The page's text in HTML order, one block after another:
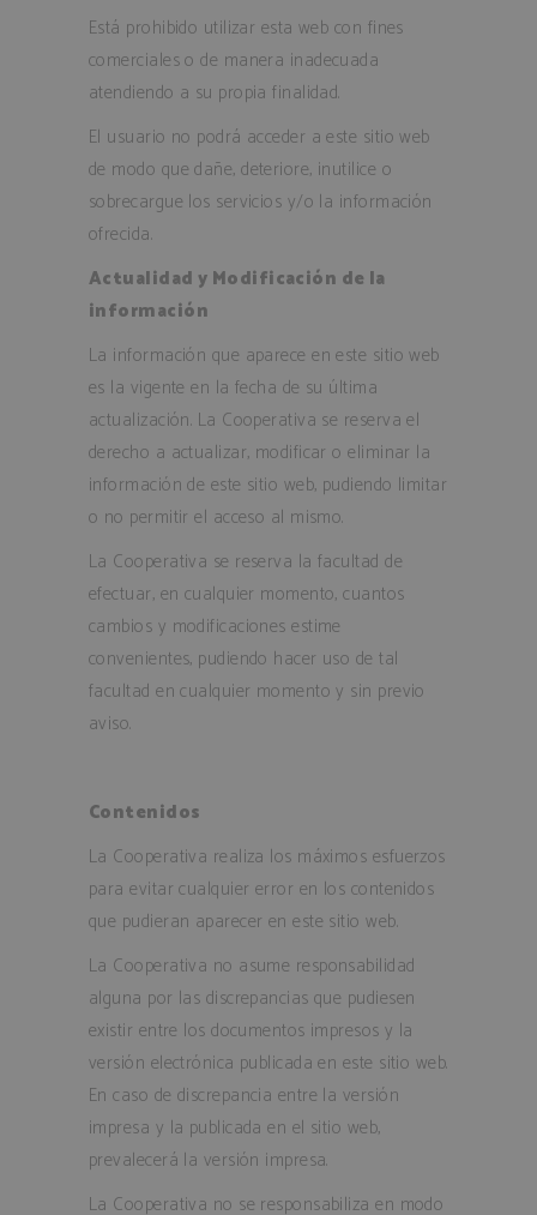
Está prohibido utilizar esta web con fines
comerciales o de manera inadecuada
atendiendo a su propia finalidad.
El usuario no podrá acceder a este sitio web
de modo que dañe, deteriore, inutilice o
sobrecargue los servicios y/o la información
ofrecida.
Actualidad y Modificación de la
información
La información que aparece en este sitio web
es la vigente en la fecha de su última
actualización. La Cooperativa se reserva el
derecho a actualizar, modificar o eliminar la
información de este sitio web, pudiendo limitar
o no permitir el acceso al mismo.
La Cooperativa se reserva la facultad de
efectuar, en cualquier momento, cuantos
cambios y modificaciones estime
convenientes, pudiendo hacer uso de tal
facultad en cualquier momento y sin previo
aviso.
Contenidos
La Cooperativa realiza los máximos esfuerzos
para evitar cualquier error en los contenidos
que pudieran aparecer en este sitio web.
La Cooperativa no asume responsabilidad
alguna por las discrepancias que pudiesen
existir entre los documentos impresos y la
versión electrónica publicada en este sitio web.
En caso de discrepancia entre la versión
impresa y la publicada en el sitio web,
prevalecerá la versión impresa.
La Cooperativa no se responsabiliza en modo